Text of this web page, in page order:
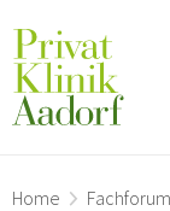
Home Fachforum